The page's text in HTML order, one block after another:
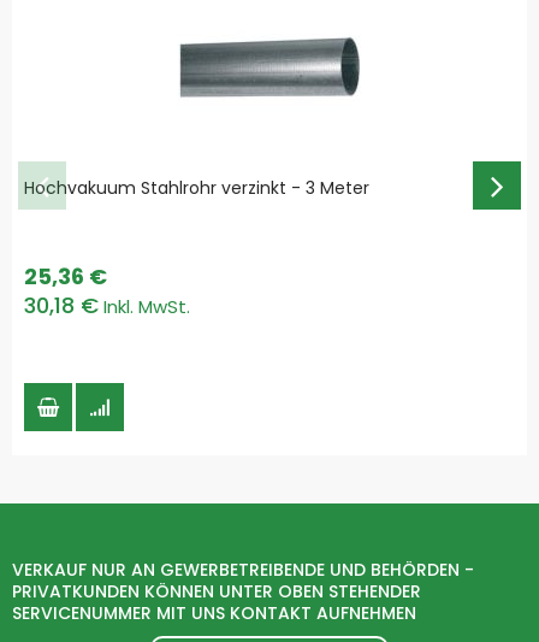
Hochvakuum Stahlrohr verzinkt - 3 Meter
30,18 €
25,36 €
VERKAUF NUR AN GEWERBETREIBENDE UND BEHÖRDEN -
PRIVATKUNDEN KÖNNEN UNTER OBEN STEHENDER
SERVICENUMMER MIT UNS KONTAKT AUFNEHMEN